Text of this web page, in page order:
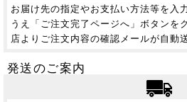
お届け先の指定やお支払い方法等を入
うえ「ご注文完了ページへ」ボタンを
店よりご注文内容の確認メールが自動
発送のご案内